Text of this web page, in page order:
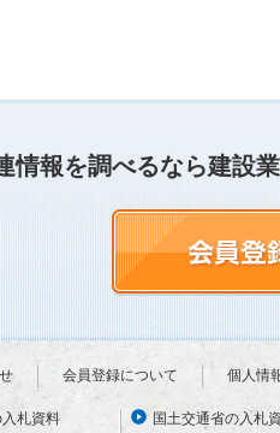
情報を調べるなら建設
会員登録について 個人情
札資料 国土交通省の入札